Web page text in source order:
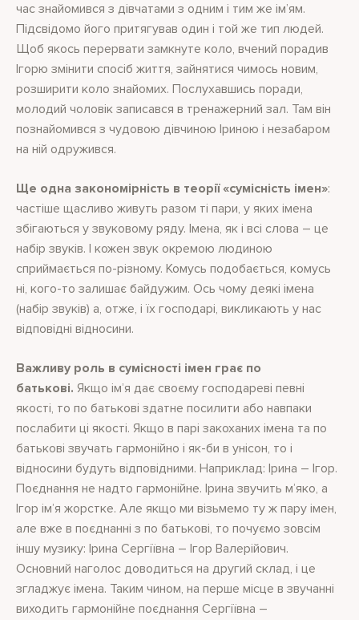
час знайомився з дівчатами з одним і тим же ім’ям.
Підсвідомо його притягував один і той же тип людей.
Щоб якось перервати замкнуте коло, вчений порадив
Ігорю змінити спосіб життя, зайнятися чимось новим,
розширити коло знайомих. Послухавшись поради,
молодий чоловік записався в тренажерний зал. Там він
познайомився з чудовою дівчиною Іриною і незабаром
на ній одружився.
Ще одна закономірність в теорії «сумісність імен»:
частіше щасливо живуть разом ті пари, у яких імена
збігаються у звуковому ряду. Імена, як і всі слова – це
набір звуків. І кожен звук окремою людиною
сприймається по-різному. Комусь подобається, комусь
ні, кого-то залишає байдужим. Ось чому деякі імена
(набір звуків) а, отже, і їх господарі, викликають у нас
відповідні відносини.
Важливу роль в сумісності імен грає по
батькові. Якщо ім’я дає своєму господареві певні
якості, то по батькові здатне посилити або навпаки
послабити ці якості. Якщо в парі закоханих імена та по
батькові звучать гармонійно і як-би в унісон, то і
відносини будуть відповідними. Наприклад: Ірина – Ігор.
Поєднання не надто гармонійне. Ірина звучить м’яко, а
Ігор ім’я жорстке. Але якщо ми візьмемо ту ж пару імен,
але вже в поєднанні з по батькові, то почуємо зовсім
іншу музику: Ірина Сергіївна – Ігор Валерійович.
Основний наголос доводиться на другий склад, і це
згладжує імена. Таким чином, на перше місце в звучанні
виходить гармонійне поєднання Сергіївна –